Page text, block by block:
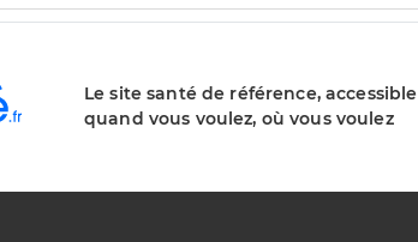
Le site santé de référence, accessible
quand vous voulez, où vous voulez